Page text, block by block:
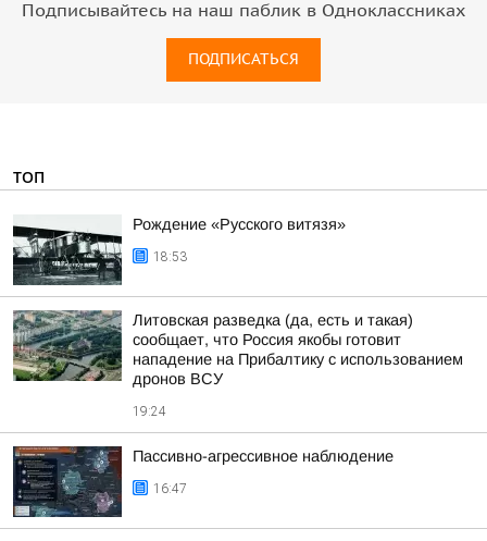
Подписывайтесь на наш паблик в Одноклассниках
ПОДПИСАТЬСЯ
ТОП
Рождение «Русского витязя»
18:53
Литовская разведка (да, есть и такая)
сообщает, что Россия якобы готовит
нападение на Прибалтику с использованием
дронов ВСУ
19:24
Пассивно-агрессивное наблюдение
16:47